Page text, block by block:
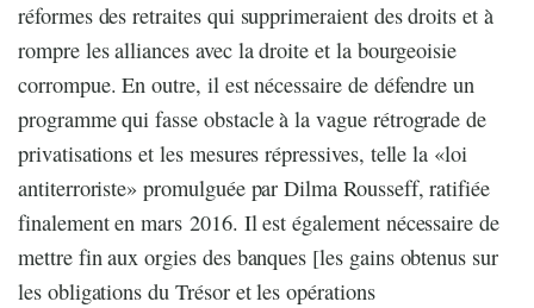
réformes des retraites qui supprimeraient des droits et à
rompre les alliances avec la droite et la bourgeoisie
corrompue. En outre, il est nécessaire de défendre un
programme qui fasse obstacle à la vague rétrograde de
privatisations et les mesures répressives, telle la «loi
antiterroriste» promulguée par Dilma Rousseff, ratifiée
finalement en mars 2016. Il est également nécessaire de
mettre fin aux orgies des banques [les gains obtenus sur
les obligations du Trésor et les opérations